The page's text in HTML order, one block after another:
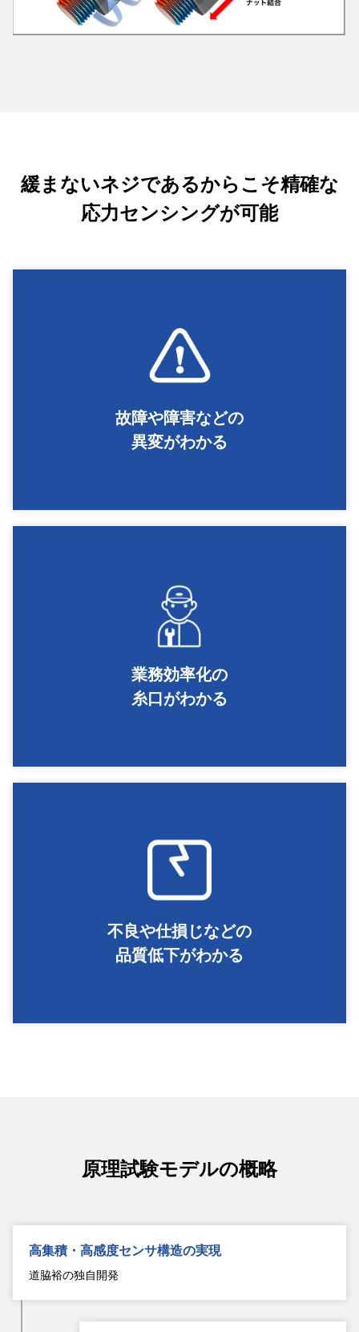
緩まないネジであるからこそ精確な
応力センシングが可能
故障や障害などの
異変がわかる
業務効率化の
糸口がわかる
不良や仕損じなどの
品質低下がわかる
原理試験モデルの概略
高集積・高感度センサ構造の実現
道脇裕の独自開発